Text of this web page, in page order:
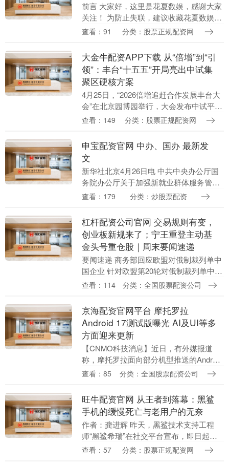
前言 大家好，这里是花夏数娱，感谢大家
关注！ 为防止失联，建议收藏花夏数娱，
也可以使用积分进行免费游戏兑换。 游戏
查看：91 分类：股票正规配资网
大金牛配资APP下载 从“倍增”到“引
领”：丰台“十五五”开局亮出中试集
聚区硬核方案
4月25日，“2026倍增追赶合作发展丰台大
会”在北京园博园举行，大会发布中试平台
集聚区行动方案，计划在中关村丰台园一
市....
查看：149 分类：股票正规配资网
申宝配资官网 中办、国办 最新发
文
新华社北京4月26日电 中共中央办公厅国
务院办公厅关于加强新就业群体服务管理
的意见 （2025年10月29日） 新就业群体
济....
查看：179 分类：炒股票配资
杠杆配资公司官网 交易规则有变，
创业板新规来了；宁王重登主动基
金头号重仓股｜周末要闻速递
要闻速递 商务部回应欧盟对俄制裁列单中
国企业 针对欧盟第20轮对俄制裁列单中国
企业，商务部新闻发言人表示，中方将采
法权益，一....
查看：114 分类：全国股票配资公司
京海配资官网平台 摩托罗拉
Android 17测试版曝光 AI及UI等多
方面迎来更新
【CNMO科技消息】近日，有外媒报道
称，摩托罗拉面向部分机型推送的Android
17测试版相关细节已经流出，涉及多项新
体验....
查看：85 分类：全国股票配资公司
旺牛配资官网 从王者到落幕：黑鲨
手机的缓慢死亡与老用户的无奈
作者：龚进辉 昨天，黑鲨技术支持工程
师“黑鲨希瑞”在社交平台宣布，即日起正
式停止手机品类的官方售后维修及相关服
查看：57 分类：股票正规配资网